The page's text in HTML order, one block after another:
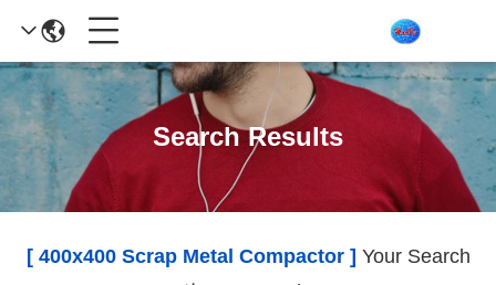
Search Results
Your Search
[ 400x400 Scrap Metal Compactor ]